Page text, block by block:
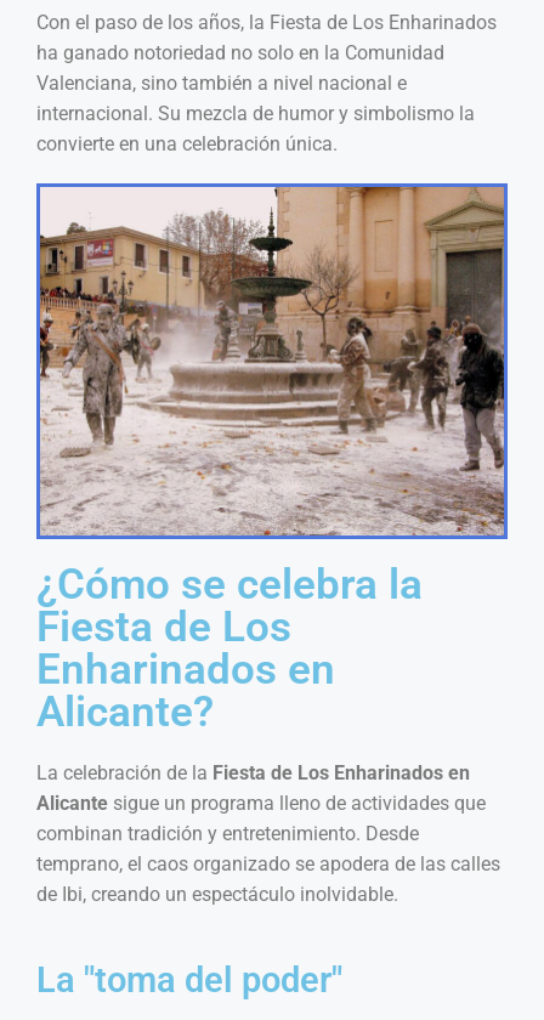
Con el paso de los años, la Fiesta de Los Enharinados
ha ganado notoriedad no solo en la Comunidad
Valenciana, sino también a nivel nacional e
internacional. Su mezcla de humor y simbolismo la
convierte en una celebración única.
¿Cómo se celebra la
Fiesta de Los
Enharinados en
Alicante?
La celebración de la Fiesta de Los Enharinados en
Alicante sigue un programa lleno de actividades que
combinan tradición y entretenimiento. Desde
temprano, el caos organizado se apodera de las calles
de Ibi, creando un espectáculo inolvidable.
La "toma del poder"